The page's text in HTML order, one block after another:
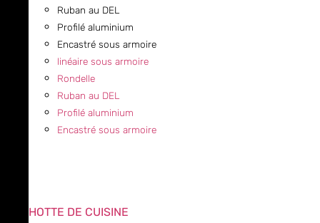
Ruban au DEL
Profilé aluminium
Encastré sous armoire
linéaire sous armoire
Rondelle
Ruban au DEL
Profilé aluminium
Encastré sous armoire
HOTTE DE CUISINE